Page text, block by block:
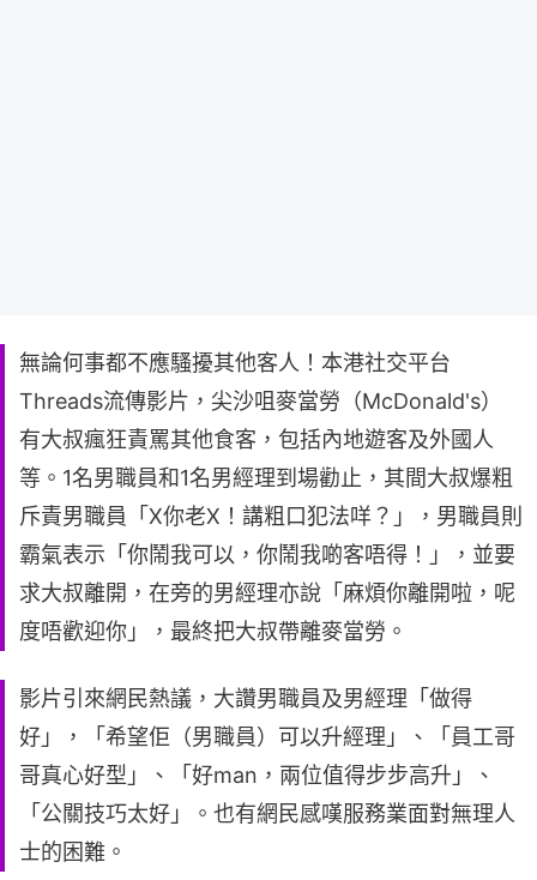
無論何事都不應騷擾其他客人！本港社交平台
Threads流傳影片，尖沙咀麥當勞（McDonald's）
有大叔瘋狂責罵其他食客，包括內地遊客及外國人
等。1名男職員和1名男經理到場勸止，其間大叔爆粗
斥責男職員「X你老X！講粗口犯法咩？」，男職員則
霸氣表示「你鬧我可以，你鬧我啲客唔得！」，並要
求大叔離開，在旁的男經理亦說「麻煩你離開啦，呢
度唔歡迎你」，最終把大叔帶離麥當勞。
影片引來網民熱議，大讚男職員及男經理「做得
好」，「希望佢（男職員）可以升經理」、「員工哥
哥真心好型」、「好man，兩位值得步步高升」、
「公關技巧太好」。也有網民感嘆服務業面對無理人
士的困難。